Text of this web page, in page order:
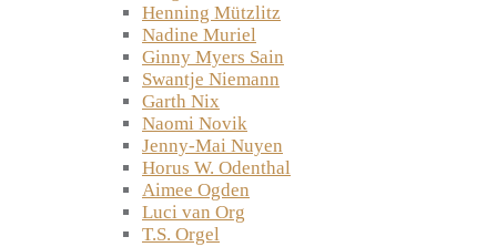
Henning Mützlitz
Nadine Muriel
Ginny Myers Sain
Swantje Niemann
Garth Nix
Naomi Novik
Jenny-Mai Nuyen
Horus W. Odenthal
Aimee Ogden
Luci van Org
T.S. Orgel